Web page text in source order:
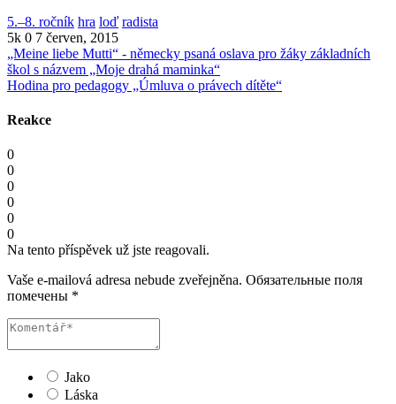
5.–8. ročník hra loď radista
5k 0 7 červen, 2015
„Meine liebe Mutti“ - německy psaná oslava pro žáky základních
škol s názvem „Moje drahá maminka“
Hodina pro pedagogy „Úmluva o právech dítěte“
Reakce
0
0
0
0
0
0
Na tento příspěvek už jste reagovali.
Vaše e-mailová adresa nebude zveřejněna. Обязательные поля
помечены *
Jako
Láska